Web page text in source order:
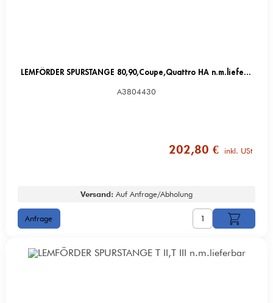
LEMFÖRDER SPURSTANGE 80,90,Coupe,Quattro HA n.m.lieferbar
A3804430
202,80 € inkl. USt
Versand: Auf Anfrage/Abholung